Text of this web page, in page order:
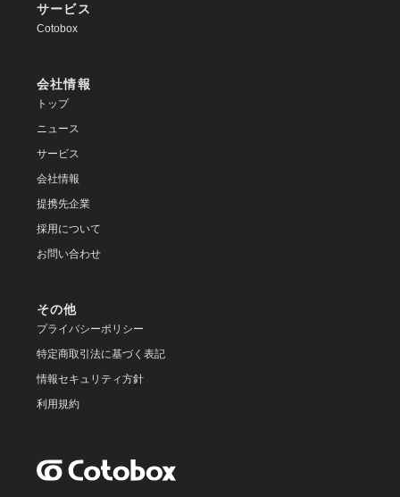
サービス
Cotobox
会社情報
トップ
ニュース
サービス
会社情報
提携先企業
採用について
お問い合わせ
その他
プライバシーポリシー
特定商取引法に基づく表記
情報セキュリティ方針
利用規約